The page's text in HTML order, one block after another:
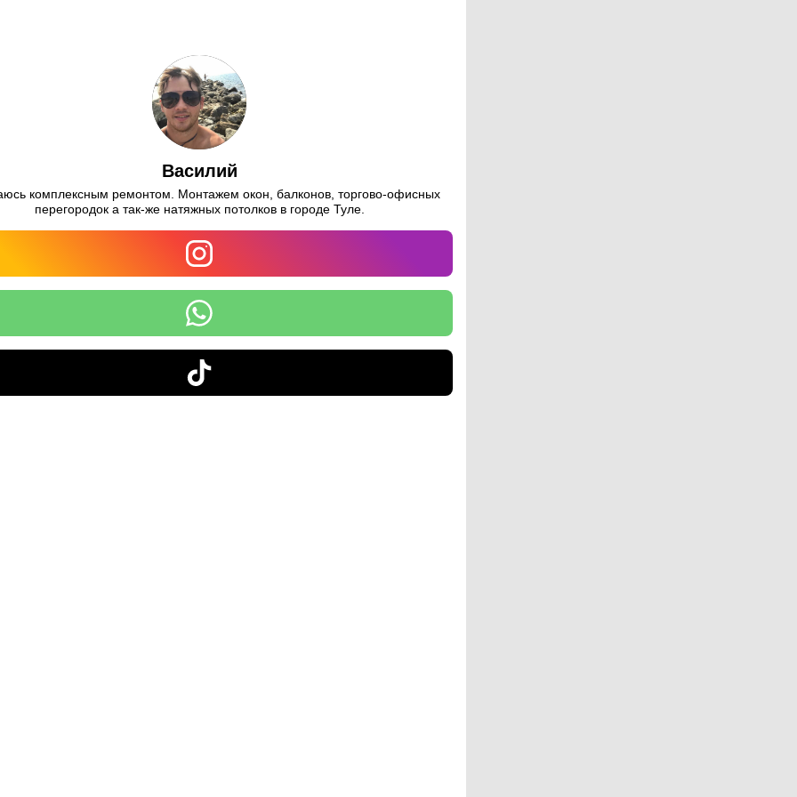
Василий
комплексным ремонтом. Монтажем окон, балконов, торгово-офисных
перегородок а так-же натяжных потолков в городе Туле.